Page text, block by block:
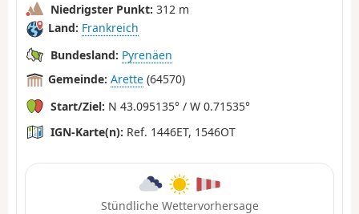
Niedrigster Punkt: 312 m
Land: Frankreich
Bundesland: Pyrenäen
Gemeinde: Arette (64570)
Start/Ziel: N 43.095135° / W 0.71535°
IGN-Karte(n): Ref. 1446ET, 1546OT
Stündliche Wettervorhersage